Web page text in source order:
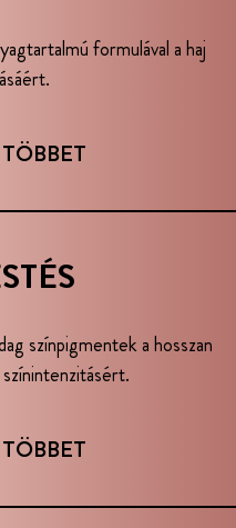
formulával a haj
színpigmentek a hosszan